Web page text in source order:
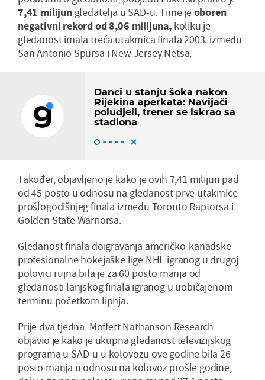
7,41 milijun gledatelja u SAD-u. Time jeoboren
negativni rekord od 8,06 milijuna, koliku je
gledanost imala treća utakmica finala 2003. između
San Antonio Spursa i New Jersey Netsa.
Danci u stanju šoka nakon
Rijekina aperkata: Navijači
poludjeli, trener se iskrao sa
stadiona
Također, objavljeno je kako je ovih 7,41 milijun pad
od 45 posto u odnosu na gledanost prve utakmice
prošlogodišnjeg finala između Toronto Raptorsa i
Golden State Warriorsa.
Gledanost finala doigravanja američko-kanadske
profesionalne hokejaške lige NHL igranog u drugoj
polovici rujna bila je za 60 posto manja od
gledanosti lanjskog finala igranog u uobičajenom
terminu početkom lipnja.
Prije dva tjedna Moffett Nathanson Research
objavio je kako je ukupna gledanost televizijskog
programa u SAD-u u kolovozu ove godine bila 26
posto manja u odnosu na kolovoz prošle godine,